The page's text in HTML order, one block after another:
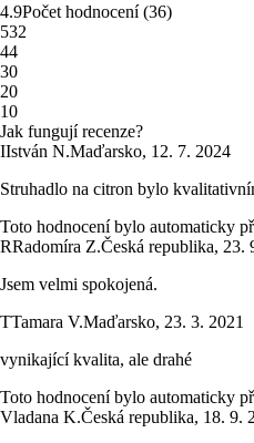
4.9Počet hodnocení(36)
532
44
30
20
10
Jak fungují recenze?
IIstván N.Maďarsko, 12. 7. 2024
Struhadlo na citron bylo
Toto hodnocení bylo automaticky
RRadomíra Z.Česká republika, 23.
Jsem velmi spokojená.
TTamara V.Maďarsko, 23. 3. 2021
vynikající kvalita, ale drahé
Toto hodnocení bylo automaticky
Vladana K.Česká republika, 18. 9.